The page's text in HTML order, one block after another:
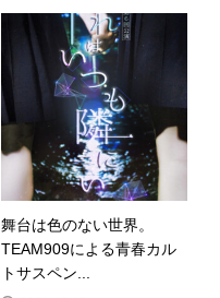
舞台は色のない世界。
TEAM909による青春カル
トサスペン...